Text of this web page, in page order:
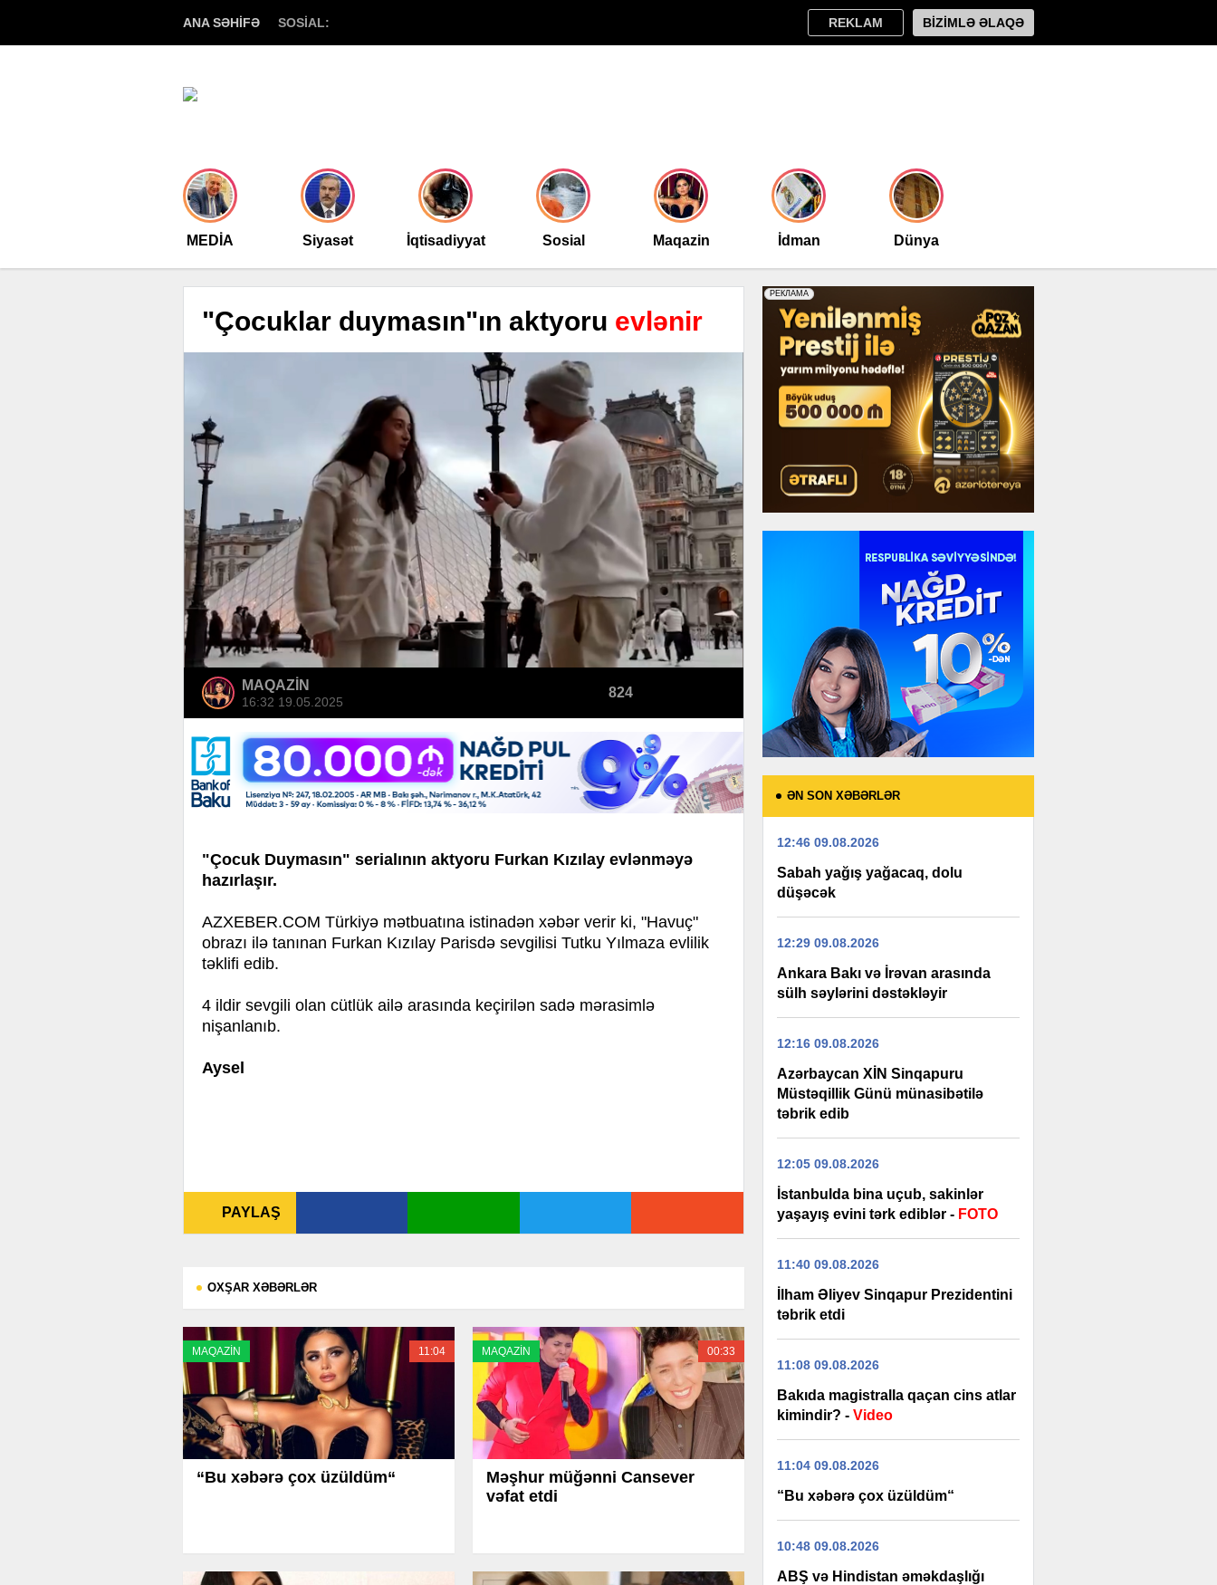
ANA SƏHİFƏ SOSİAL: REKLAM BİZİMLƏ ƏLAQƏ
MEDİA Siyasət İqtisadiyyat Sosial Maqazin İdman Dünya
"Çocuklar duymasın"ın aktyoru evlənir
MAQAZİN
16:32 19.05.2025
824
"Çocuk Duymasın" serialının aktyoru Furkan Kızılay evlənməyə
hazırlaşır.
AZXEBER.COM Türkiyə mətbuatına istinadən xəbər verir ki, "Havuç"
obrazı ilə tanınan Furkan Kızılay Parisdə sevgilisi Tutku Yılmaza evlilik
təklifi edib.
4 ildir sevgili olan cütlük ailə arasında keçirilən sadə mərasimlə
nişanlanıb.
Aysel
PAYLAŞ
OXŞAR XƏBƏRLƏR
MAQAZİN 11:04
“Bu xəbərə çox üzüldüm“
MAQAZİN 00:33
Məşhur müğənni Cansever
vəfat etdi
ƏN SON XƏBƏRLƏR
12:46 09.08.2026
Sabah yağış yağacaq, dolu
düşəcək
12:29 09.08.2026
Ankara Bakı və İrəvan arasında
sülh səylərini dəstəkləyir
12:16 09.08.2026
Azərbaycan XİN Sinqapuru
Müstəqillik Günü münasibətilə
təbrik edib
12:05 09.08.2026
İstanbulda bina uçub, sakinlər
yaşayış evini tərk ediblər - FOTO
11:40 09.08.2026
İlham Əliyev Sinqapur Prezidentini
təbrik etdi
11:08 09.08.2026
Bakıda magistralla qaçan cins atlar
kimindir? - Video
11:04 09.08.2026
“Bu xəbərə çox üzüldüm“
10:48 09.08.2026
ABŞ və Hindistan əməkdaşlığı